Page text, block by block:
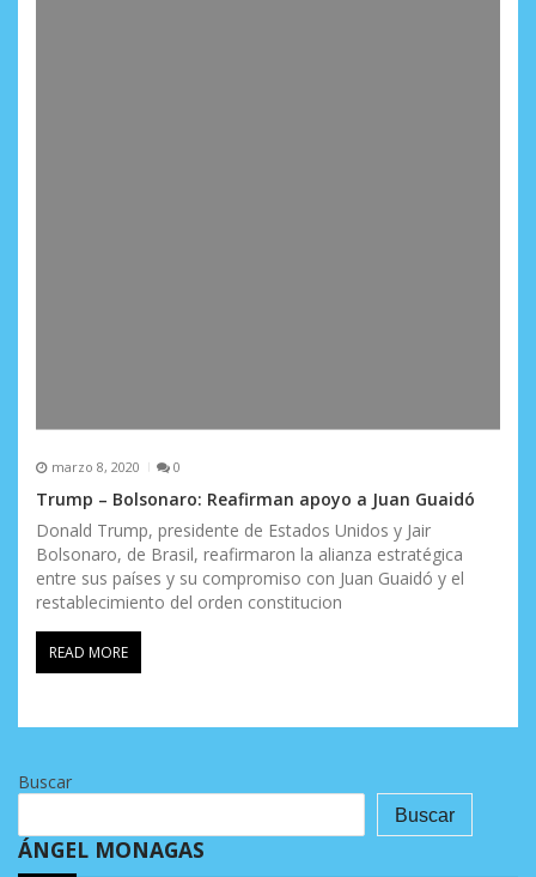
marzo 8, 2020 0
Trump – Bolsonaro: Reafirman apoyo a Juan Guaidó
Donald Trump, presidente de Estados Unidos y Jair
Bolsonaro, de Brasil, reafirmaron la alianza estratégica
entre sus países y su compromiso con Juan Guaidó y el
restablecimiento del orden constitucion
READ MORE
Buscar
Buscar
ÁNGEL MONAGAS